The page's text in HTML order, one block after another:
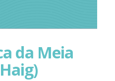
da Meia